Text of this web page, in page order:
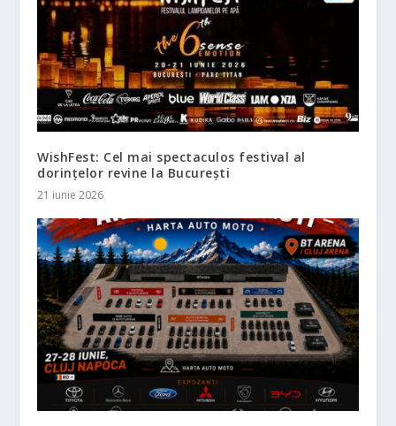
WishFest: Cel mai spectaculos festival al
dorințelor revine la București
21 iunie 2026